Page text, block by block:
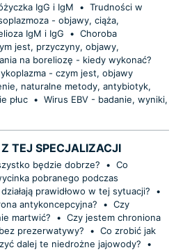
IgG i IgM • Trudności w
- objawy, ciąża,
IgM i IgG • Choroba
jest, przyczyny, objawy,
na boreliozę - kiedy wykonać?
- czym jest, objawy
naturalne metody, antybiotyk,
płuc • Wirus EBV - badanie, wyniki,
TEJ SPECJALIZACJI
będzie dobrze? • Co
pobranego podczas
prawidłowo w tej sytuacji?
•
antykoncepcyjna?
• Czy
martwić?
• Czy jestem chroniona
prezerwatywy?
• Co zrobić jak
dalej te niedrożne jajowody?
•